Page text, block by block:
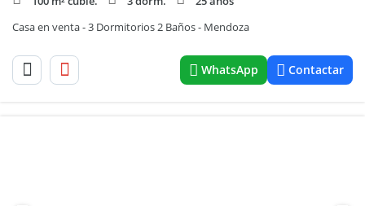
Casa en venta - 3 Dormitorios 2 Baños - Mendoza
WhatsApp Contactar